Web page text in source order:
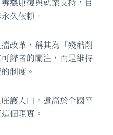
久依賴。
改革，稱其為「殘酷削
歸者的關注，而是維持
制度。
護人口，遠高於全國平
個現實。